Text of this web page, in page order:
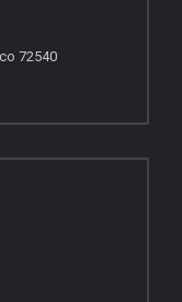
72540